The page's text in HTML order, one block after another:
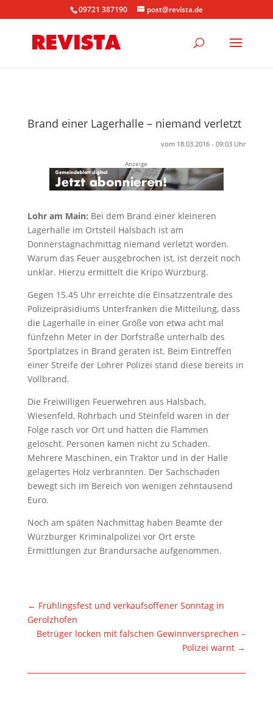
09721 387190 post@revista.de
Brand einer Lagerhalle – niemand verletzt
vom 18.03.2016 - 09:03 Uhr
Anzeige
Lohr am Main: Bei dem Brand einer kleineren
Lagerhalle im Ortsteil Halsbach ist am
Donnerstagnachmittag niemand verletzt worden.
Warum das Feuer ausgebrochen ist, ist derzeit noch
unklar. Hierzu ermittelt die Kripo Würzburg.
Gegen 15.45 Uhr erreichte die Einsatzzentrale des
Polizeipräsidiums Unterfranken die Mitteilung, dass
die Lagerhalle in einer Größe von etwa acht mal
fünfzehn Meter in der Dorfstraße unterhalb des
Sportplatzes in Brand geraten ist. Beim Eintreffen
einer Streife der Lohrer Polizei stand diese bereits in
Vollbrand.
Die Freiwilligen Feuerwehren aus Halsbach,
Wiesenfeld, Rohrbach und Steinfeld waren in der
Folge rasch vor Ort und hatten die Flammen
gelöscht. Personen kamen nicht zu Schaden.
Mehrere Maschinen, ein Traktor und in der Halle
gelagertes Holz verbrannten. Der Sachschaden
bewegt sich im Bereich von wenigen zehntausend
Euro.
Noch am späten Nachmittag haben Beamte der
Würzburger Kriminalpolizei vor Ort erste
Ermittlungen zur Brandursache aufgenommen.
← Frühlingsfest und verkaufsoffener Sonntag in
Gerolzhofen
Betrüger locken mit falschen Gewinnversprechen –
Polizei warnt →